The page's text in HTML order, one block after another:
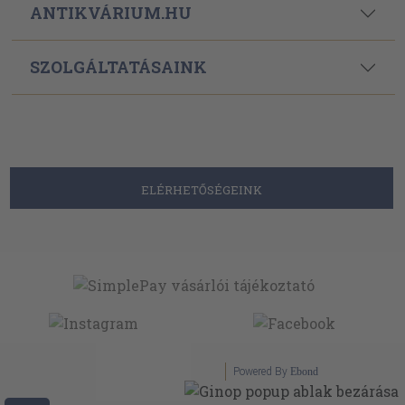
ANTIKVÁRIUM.HU
SZOLGÁLTATÁSAINK
ELÉRHETŐSÉGEINK
Powered By Ebond